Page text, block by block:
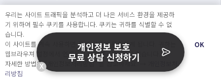
○ 개인정보보호 컴플라이언스를 선도하겠습니다.
○ 정보주체의 권리를 보장하겠습니다.
○ 기업의 개인정보보호를 위한 효율적 관리를 보장하겠습니다.
Copyright Ⓒ
우리는 사이트 트래픽을 분석하고 더 나은 서비스 환경을 제공하
기 위하여 필수 쿠키를 사용합니다. 쿠키는 귀하를 식별할 수 없
습니다.
이 사이트를 계속 사용하면 쿠키 사용에 동의하게 됩니다. 귀하는
웹브라우져 설정에서 언제든지 쿠키를 삭제 할 수있습니다.
자세한 방법은 “개인정보처리방침” 을 참고하세요. →
리방침
OK
X
개인정보 보호
무료 상담 신청하기